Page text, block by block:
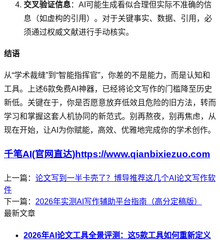
交叉验证信息：AI可能生成看似合理但实际不准确的信
息（如虚构的引用）。对于关键事实、数据、引用，必
须通过权威文献进行手动核实。
结语
从“学术裁缝”到“智能指挥官”，你差的不是能力，而是认知和
工具。上述6款免费AI神器，已经将论文写作的门槛降至历史
新低。关键在于，你是否愿意放弃低效且危险的旧方法，转而
学习和掌握这套人机协同的新范式。别再熬夜，别再焦虑，从
现在开始，让AI为你赋能，高效、优雅地完成你的学术创作。
千笔AI(官网直达)https://www.qianbixiezuo.com
上一篇： 论文写到一半卡壳了？博导推荐这几个AI论文写作软
件
下一篇： 2026年实测AI写作辅助平台指南（高分定稿版）
最新文章
2026年AI论文工具全景评测：这5款工具如何重新定义